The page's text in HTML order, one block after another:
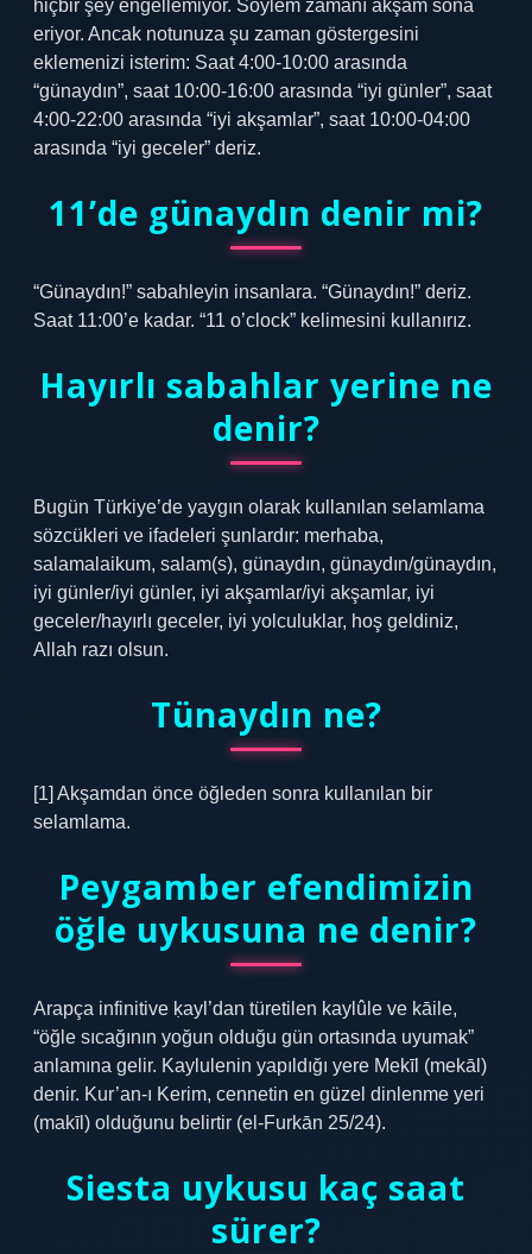
hiçbir şey engellemiyor. Söylem zamanı akşam sona
eriyor. Ancak notunuza şu zaman göstergesini
eklemenizi isterim: Saat 4:00-10:00 arasında
“günaydın”, saat 10:00-16:00 arasında “iyi günler”, saat
4:00-22:00 arasında “iyi akşamlar”, saat 10:00-04:00
arasında “iyi geceler” deriz.
11’de günaydın denir mi?
“Günaydın!” sabahleyin insanlara. “Günaydın!” deriz.
Saat 11:00’e kadar. “11 o’clock” kelimesini kullanırız.
Hayırlı sabahlar yerine ne
denir?
Bugün Türkiye’de yaygın olarak kullanılan selamlama
sözcükleri ve ifadeleri şunlardır: merhaba,
salamalaikum, salam(s), günaydın, günaydın/günaydın,
iyi günler/iyi günler, iyi akşamlar/iyi akşamlar, iyi
geceler/hayırlı geceler, iyi yolculuklar, hoş geldiniz,
Allah razı olsun.
Tünaydın ne?
[1] Akşamdan önce öğleden sonra kullanılan bir
selamlama.
Peygamber efendimizin
öğle uykusuna ne denir?
Arapça infinitive ḳayl’dan türetilen kaylûle ve kāile,
“öğle sıcağının yoğun olduğu gün ortasında uyumak”
anlamına gelir. Kaylulenin yapıldığı yere Mekīl (mekāl)
denir. Kur’an-ı Kerim, cennetin en güzel dinlenme yeri
(makīl) olduğunu belirtir (el-Furkān 25/24).
Siesta uykusu kaç saat
sürer?